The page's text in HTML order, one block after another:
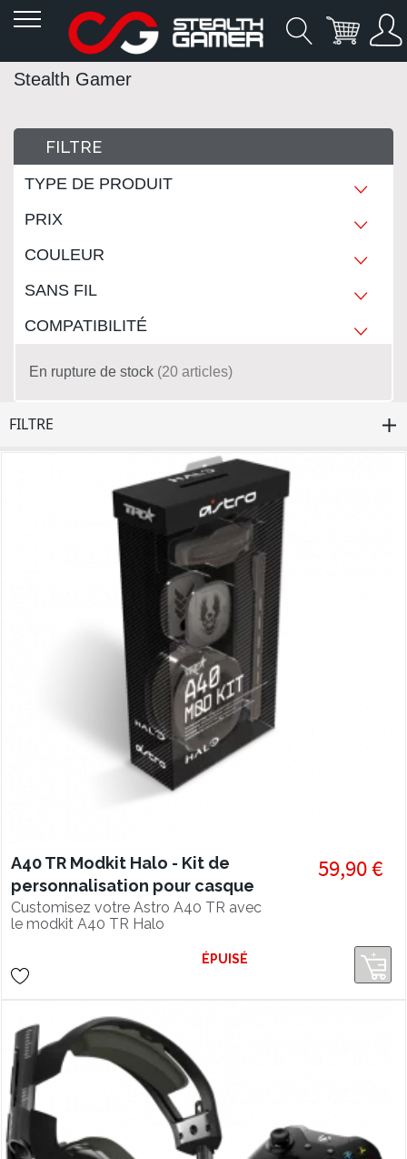
AllezStealth Gamer
FILTRE
A40 TR Modkit Halo - Kit de
personnalisation pour casque
A40 TR
Customisez votre Astro A40 TR avec
le modkit A40 TR Halo
59,90 €
ÉPUISÉ
FILTRE
TYPE DE PRODUIT
PRIX
COULEUR
SANS FIL
COMPATIBILITÉ
En rupture de stock 20 articles